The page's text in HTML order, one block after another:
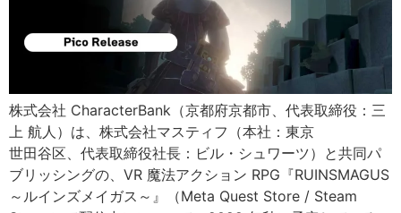
株式会社 CharacterBank（京都府京都市、代表取締役：三
上 航人）は、株式会社マスティフ（本社：東京
世田谷区、代表取締役社長：ビル・シュワーツ）と共同パ
ブリッシングの、VR 魔法アクション RPG『RUINSMAGUS
～ルインズメイガス～』（Meta Quest Store / Steam